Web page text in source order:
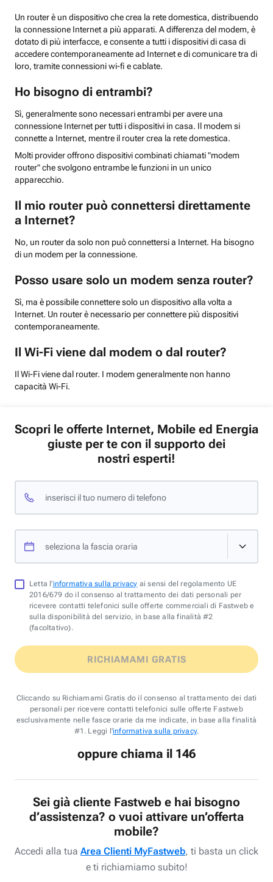
Un router è un dispositivo che crea la rete domestica, distribuendo
la connessione Internet a più apparati. A differenza del modem, è
dotato di più interfacce, e consente a tutti i dispositivi di casa di
accedere contemporaneamente ad Internet e di comunicare tra di
loro, tramite connessioni wi-fi e cablate.
Ho bisogno di entrambi?
Sì, generalmente sono necessari entrambi per avere una
connessione Internet per tutti i dispositivi in casa. Il modem si
connette a Internet, mentre il router crea la rete domestica.
Molti provider offrono dispositivi combinati chiamati "modem
router" che svolgono entrambe le funzioni in un unico
apparecchio.
Il mio router può connettersi direttamente
a Internet?
No, un router da solo non può connettersi a Internet. Ha bisogno
di un modem per la connessione.
Posso usare solo un modem senza router?
Sì, ma è possibile connettere solo un dispositivo alla volta a
Internet. Un router è necessario per connettere più dispositivi
contemporaneamente.
Il Wi-Fi viene dal modem o dal router?
Il Wi-Fi viene dal router. I modem generalmente non hanno
capacità Wi-Fi.
Scopri le offerte Internet, Mobile ed Energia
giuste per te con il supporto dei
nostri esperti!
inserisci il tuo numero di telefono
seleziona la fascia oraria
Letta l'informativa sulla privacy ai sensi del regolamento UE
2016/679 do il consenso al trattamento dei dati personali per
ricevere contatti telefonici sulle offerte commerciali di Fastweb e
sulla disponibilità del servizio, in base alla finalità #2
(facoltativo).
RICHIAMAMI GRATIS
Cliccando su Richiamami Gratis do il consenso al trattamento dei dati
personali per ricevere contatti telefonici sulle offerte Fastweb
esclusivamente nelle fasce orarie da me indicate, in base alla finalità
#1. Leggi l'informativa sulla privacy.
oppure chiama il 146
Sei già cliente Fastweb e hai bisogno
d’assistenza? o vuoi attivare un’offerta
mobile?
Accedi alla tua Area Clienti MyFastweb, ti basta un click
e ti richiamiamo subito!